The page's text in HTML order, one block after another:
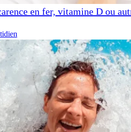
en fer, vitamine D ou